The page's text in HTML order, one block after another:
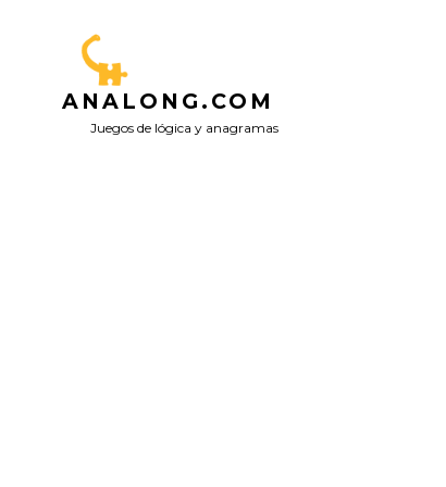
ANALONG.COM
Juegos de lógica y anagramas